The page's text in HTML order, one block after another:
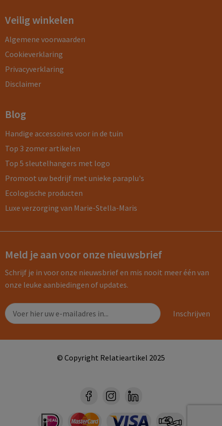
Veilig winkelen
Algemene voorwaarden
Cookieverklaring
Privacyverklaring
Disclaimer
Blog
Handige accessoires voor in de tuin
Top 3 zomer artikelen
Top 5 sleutelhangers met logo
Promoot uw bedrijf met unieke paraplu's
Ecologische producten
Luxe verzorging van Marie-Stella-Maris
Meld je aan voor onze nieuwsbrief
Schrijf je in voor onze nieuwsbrief en mis nooit meer één van
onze leuke aanbiedingen of updates.
© Copyright Relatieartikel 2025